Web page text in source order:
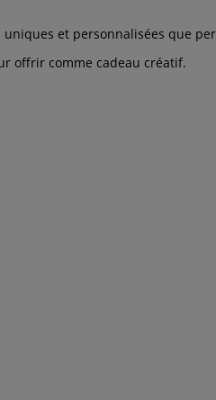
et personnalisées que
offrir comme cadeau créatif.